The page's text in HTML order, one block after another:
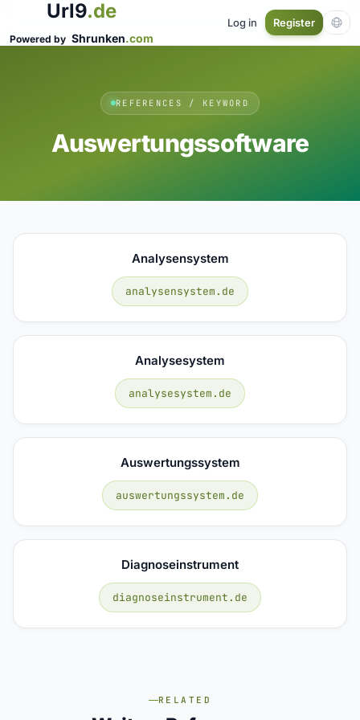
Url9.de
Powered by Shrunken.com
Log in Register
REFERENCES / KEYWORD
Auswertungssoftware
Analysensystem
analysensystem.de
Analysesystem
analysesystem.de
Auswertungssystem
auswertungssystem.de
Diagnoseinstrument
diagnoseinstrument.de
RELATED